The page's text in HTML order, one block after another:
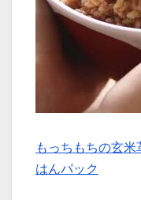
もっちもちの玄
はんパック